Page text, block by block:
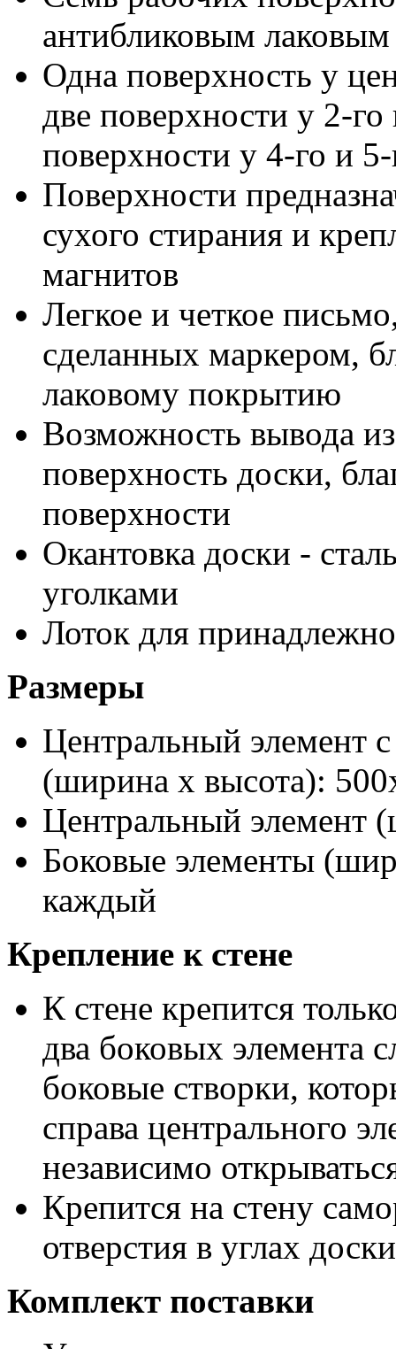
антибликовым
Одна поверхность у
две поверхности у 2-
поверхности у 4-го и
Поверхности
сухого стирания и
магнитов
Легкое и четкое
сделанных маркером,
лаковому покрытию
Возможность вывода
поверхность доски,
поверхности
Окантовка доски -
уголками
Лоток для
Размеры
Центральный элемент
(ширина х высота):
Центральный элемент
Боковые элементы
каждый
Крепление к стене
К стене крепится
два боковых элемента
боковые створки,
справа центрального
независимо
Крепится на стену
отверстия в углах доски
Комплект поставки